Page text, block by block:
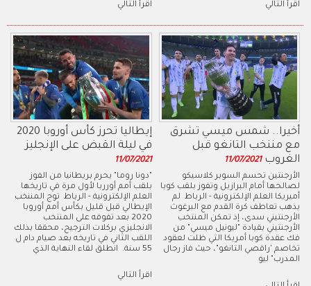
اقرأ التالي اقرأ التالي
إيطاليا تحرز كأس أوروبا 2020
في ليلة القبض على الإنجليز
11/07/2021
"دونا روما" يحرم بريطانيا من الفوز
بلقب أمم أورربا لأول مرة في تاريخها
العلم الإلكترونية - الرباط توج المننخب
الإيطالي قبل قليل بكأس أمم أوروبا
2020 بعد تفوقه على المنتخب
الانجليزي بركلات الترجيح، محققا بذلك
اللقب الثاني في تاريخه بعد صيام دام ل
55 سنة. انطلق لقاء النهاية الذي
اقرأ التالي
أخيرا.. شمس ميسي تشرق
مع مننخب التانغو قبل
الغروب 11/07/2021
الأرجنتين تحسم السوبر كلاسيكو
لصالحها أمام البرازيل وتفوز بلقب كوبا
أميريكا العلم الإلكترونية - الرباط لم
يذهب تعاطف كرة القدم مع البرغوث
الأرجنتيني سدى، إذ تمكن المنتخب
الأرجنتيني بقيادة "ليونيل ميسي" من
فك عقدة كوبا أمريكا التي ظلت لعقود
تخاصم 'راقصي التانغو"، حيث فاز رجال
المدرب" ليو